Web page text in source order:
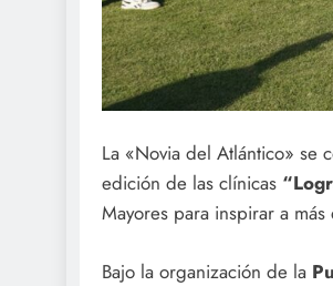
La «Novia del Atlántico» se
edición de las clínicas
Mayores para inspirar a
Bajo la organización de la